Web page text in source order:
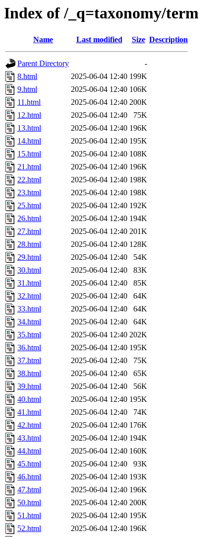
Index of /_q=taxonomy/term
Name Last modified Size Description
Parent Directory
-
8.html
2025-06-04 12:40 199K
9.html
2025-06-04 12:40 106K
11.html
2025-06-04 12:40 200K
12.html
2025-06-04 12:40
75K
13.html
2025-06-04 12:40 196K
14.html
2025-06-04 12:40 195K
15.html
2025-06-04 12:40 108K
21.html
2025-06-04 12:40 196K
22.html
2025-06-04 12:40 198K
23.html
2025-06-04 12:40 198K
25.html
2025-06-04 12:40 192K
26.html
2025-06-04 12:40 194K
27.html
2025-06-04 12:40 201K
28.html
2025-06-04 12:40 128K
29.html
2025-06-04 12:40
54K
30.html
2025-06-04 12:40
83K
31.html
2025-06-04 12:40
85K
32.html
2025-06-04 12:40
64K
33.html
2025-06-04 12:40
64K
34.html
2025-06-04 12:40
64K
35.html
2025-06-04 12:40 202K
36.html
2025-06-04 12:40 195K
37.html
2025-06-04 12:40
75K
38.html
2025-06-04 12:40
65K
39.html
2025-06-04 12:40
56K
40.html
2025-06-04 12:40 195K
41.html
2025-06-04 12:40
74K
42.html
2025-06-04 12:40 176K
43.html
2025-06-04 12:40 194K
44.html
2025-06-04 12:40 160K
45.html
2025-06-04 12:40
93K
46.html
2025-06-04 12:40 193K
47.html
2025-06-04 12:40 196K
50.html
2025-06-04 12:40 200K
51.html
2025-06-04 12:40 195K
52.html
2025-06-04 12:40 196K